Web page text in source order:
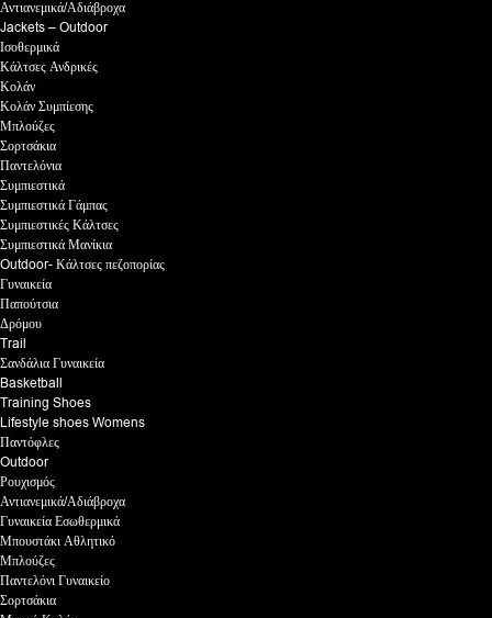
Αντιανεμικά/Αδιάβροχα
Jackets – Outdoor
Ισοθερμικά
Κάλτσες Ανδρικές
Κολάν
Κολάν Συμπίεσης
Μπλούζες
Σορτσάκια
Παντελόνια
Συμπιεστικά
Συμπιεστικά Γάμπας
Συμπιεστικές Κάλτσες
Συμπιεστικά Μανίκια
Outdoor- Κάλτσες πεζοπορίας
Γυναικεία
Παπούτσια
Δρόμου
Trail
Σανδάλια Γυναικεία
Basketball
Training Shoes
Lifestyle shoes Womens
Παντόφλες
Outdoor
Ρουχισμός
Αντιανεμικά/Αδιάβροχα
Γυναικεία Εσωθερμικά
Μπουστάκι Αθλητικό
Μπλούζες
Παντελόνι Γυναικείο
Σορτσάκια